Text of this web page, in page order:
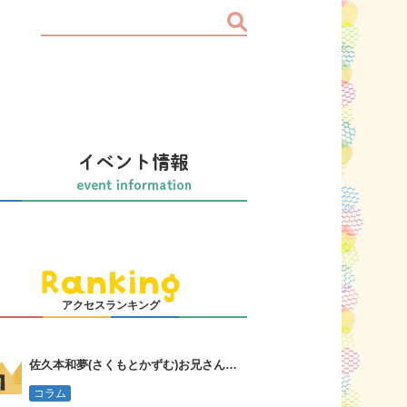
アクセスランキング
佐久本和夢(さくもとかずむ)お兄さんってどんな人？誠お兄さんの言葉
コラム